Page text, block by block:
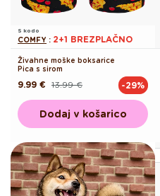
S kodo
COMFY : 2+1 BREZPLAČNO
Živahne moške boksarice
Pica s sirom
Redna 13.99 €
Akcijska
9.99 € -29%
Dodaj v košarico